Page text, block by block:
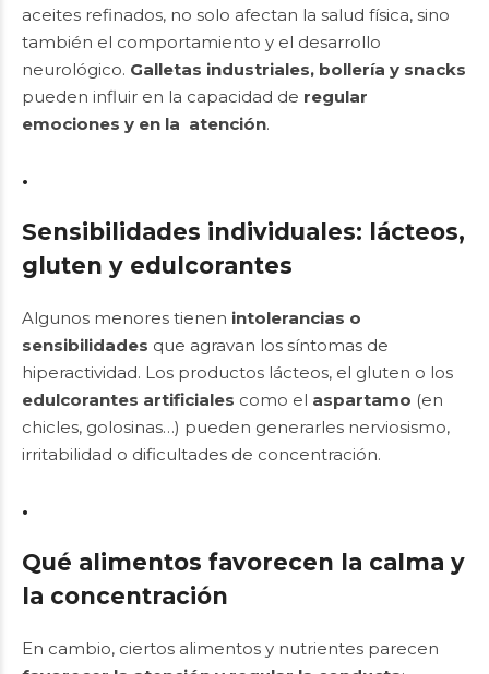
aceites refinados, no solo afectan la salud física, sino
también el comportamiento y el desarrollo
neurológico. Galletas industriales, bollería y snacks
pueden influir en la capacidad de regular
emociones y en la atención.
.
Sensibilidades individuales: lácteos,
gluten y edulcorantes
Algunos menores tienen intolerancias o
sensibilidades que agravan los síntomas de
hiperactividad. Los productos lácteos, el gluten o los
edulcorantes artificiales como el aspartamo (en
chicles, golosinas…) pueden generarles nerviosismo,
irritabilidad o dificultades de concentración.
.
Qué alimentos favorecen la calma y
la concentración
En cambio, ciertos alimentos y nutrientes parecen